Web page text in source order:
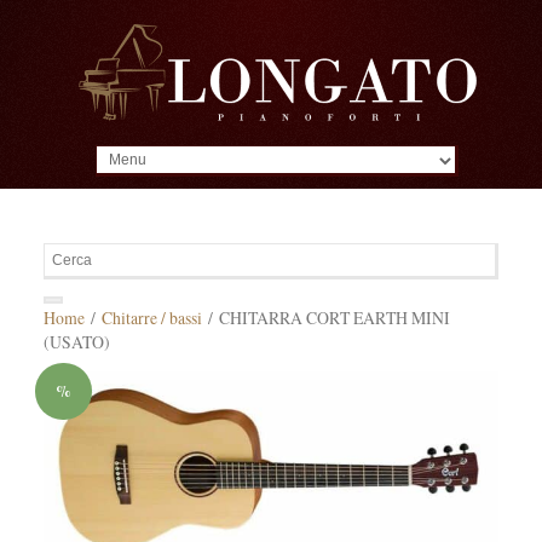
Home/ Chitarre / bassi / CHITARRA CORT EARTH MINI
(USATO)
%